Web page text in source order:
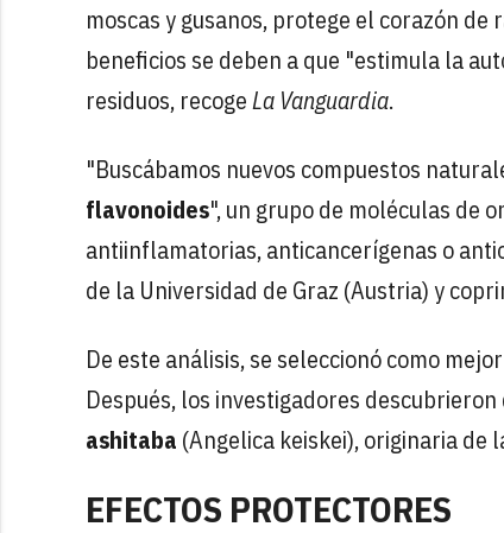
moscas y gusanos, protege el corazón
beneficios se deben a que "estimula la
residuos, recogeLa Vanguardia.
"Buscábamos nuevos compuestos
flavonoides", un grupo de moléculas de
antiinflamatorias, anticancerígenas o
de la Universidad de Graz (Austria) y
De este análisis, se seleccionó como
Después, los investigadores descubrieron
ashitaba (Angelica keiskei), originaria de
EFECTOS PROTECTORES